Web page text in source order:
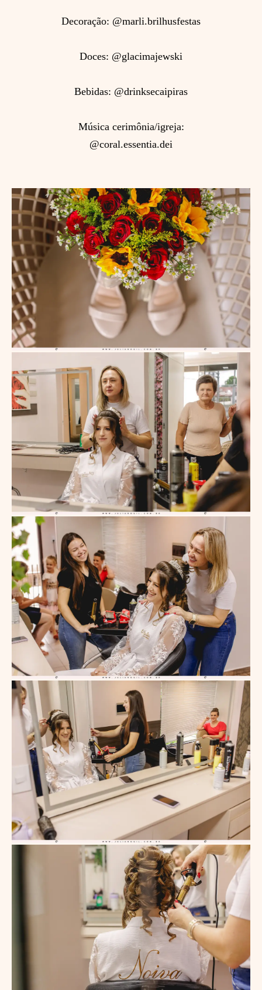
Decoração: @marli.brilhusfestas
Doces: @glacimajewski
Bebidas: @drinksecaipiras
Música cerimônia/igreja:
@coral.essentia.dei